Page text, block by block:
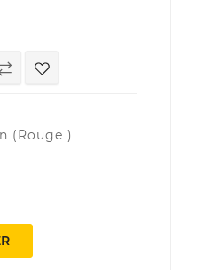
(Rouge )